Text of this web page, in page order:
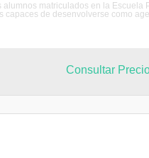
matriculados en la Escuela
de desenvolverse como
Consultar